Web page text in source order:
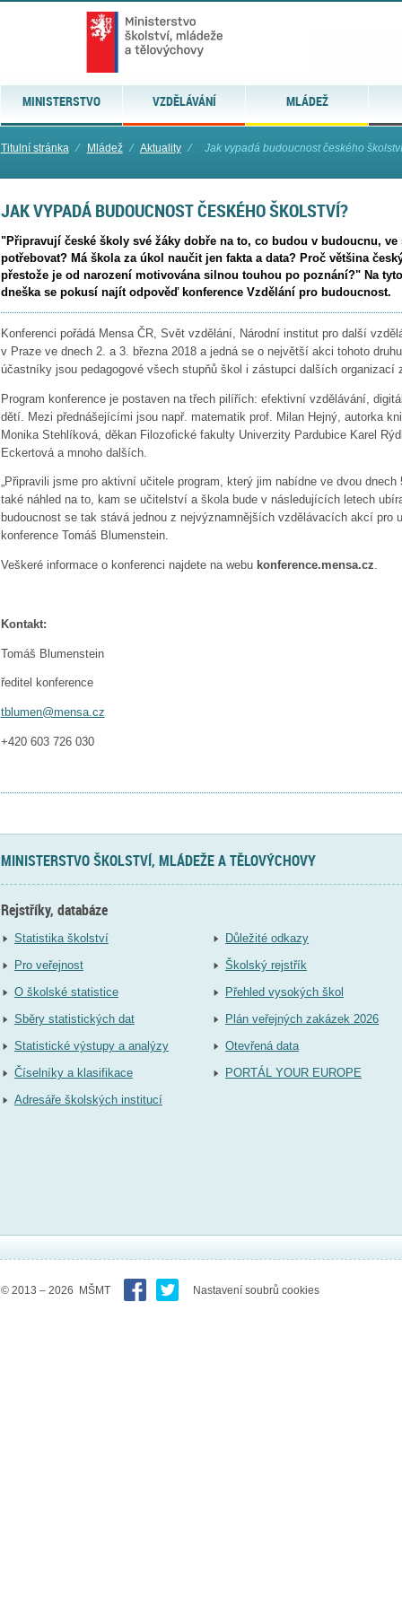
MINISTERSTVO VZDĚLÁVÁNÍ MLÁDEŽ
Titulní stránka ⁄ Mládež ⁄ Aktuality ⁄ Jak vypadá budoucnost českého
JAK VYPADÁ BUDOUCNOST ČESKÉHO ŠKOLSTVÍ?
"Připravují české školy své žáky dobře na to, co budou v budoucnu,
potřebovat? Má škola za úkol naučit jen fakta a data? Proč většina
přestože je od narození motivována silnou touhou po poznání?" Na
dneška se pokusí najít odpověď konference Vzdělání pro budoucnost.
Konferenci pořádá Mensa ČR, Svět vzdělání, Národní institut pro další
v Praze ve dnech 2. a 3. března 2018 a jedná se o největší akci tohoto
účastníky jsou pedagogové všech stupňů škol i zástupci dalších
Program konference je postaven na třech pilířích: efektivní vzdělávání,
dětí. Mezi přednášejícími jsou např. matematik prof. Milan Hejný, autorka
Monika Stehlíková, děkan Filozofické fakulty Univerzity Pardubice Karel
Eckertová a mnoho dalších.
„Připravili jsme pro aktivní učitele program, který jim nabídne ve dvou
také náhled na to, kam se učitelství a škola bude v následujících letech
budoucnost se tak stává jednou z nejvýznamnějších vzdělávacích akcí pro
konference Tomáš Blumenstein.
Veškeré informace o konferenci najdete na webu konference.mensa.cz.
Kontakt:
Tomáš Blumenstein
ředitel konference
tblumen@mensa.cz
+420 603 726 030
MINISTERSTVO ŠKOLSTVÍ, MLÁDEŽE A TĚLOVÝCHOVY
Rejstříky, databáze
Statistika školství
Pro veřejnost
O školské statistice
Sběry statistických dat
Statistické výstupy a analýzy
Číselníky a klasifikace
Adresáře školských institucí
Důležité odkazy
Školský rejstřík
Přehled vysokých škol
Plán veřejných zakázek 2026
Otevřená data
PORTÁL YOUR EUROPE
© 2013 – 2026 MŠMT Nastavení soubrů cookies